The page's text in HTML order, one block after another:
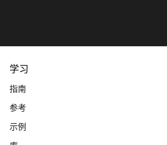
学习
指南
参考
示例